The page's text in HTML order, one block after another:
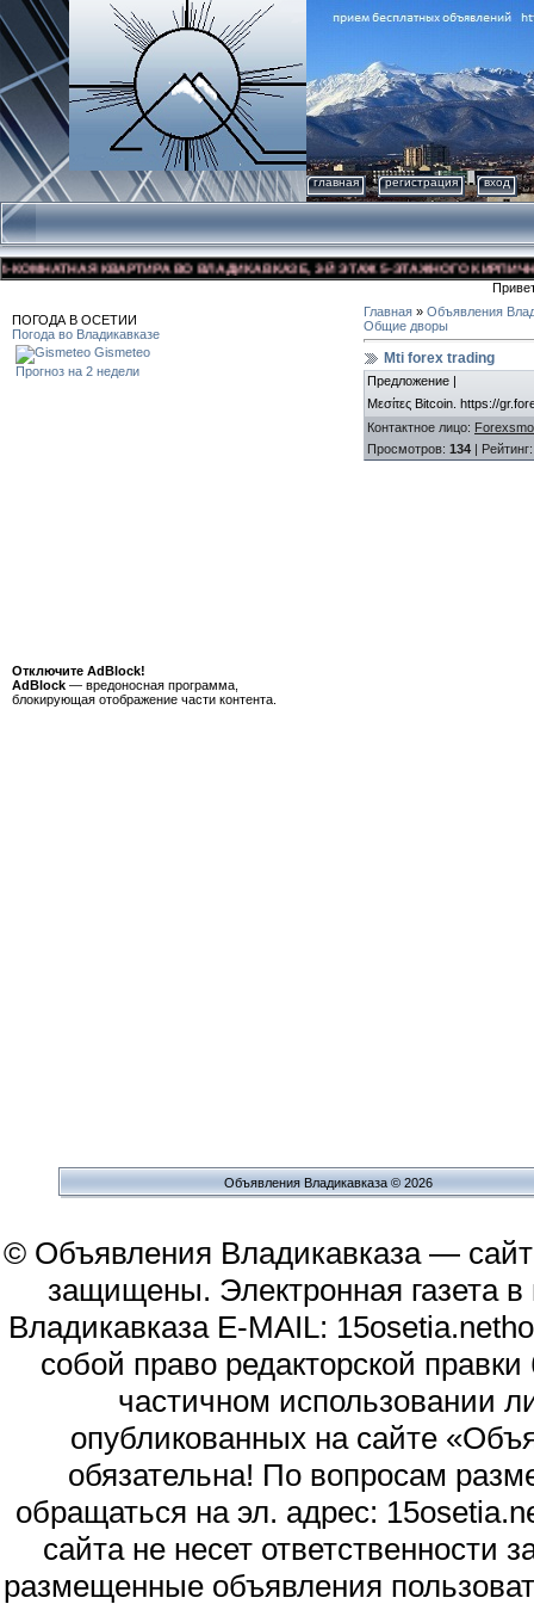
главная регистрация вход
КВАРТИРА ВО ВЛАДИКАВКАЗЕ, 3-Й ЭТАЖ 5-ЭТАЖНОГО
ПОГОДА В ОСЕТИИ
Погода во Владикавказе
Gismeteo
Прогноз на 2 недели
Отключите AdBlock!
AdBlock — вредоносная программа,
блокирующая отображение части контента.
Главная » Объявления
Общие дворы
Mti forex trading
Предложение |
Μεσίτες Bitcoin. https://
Контактное лицо:
Просмотров: 134 | Рейтинг
Объявления Владикавказа © 2026
© Объявления Владикавказа —
защищены. Электронная газета
Владикавказа E-MAIL:
собой право редакторской
частичном использовании
опубликованных на сайте
обязательна! По вопросам
обращаться на эл. адрес:
сайта не несет
размещенные объявления